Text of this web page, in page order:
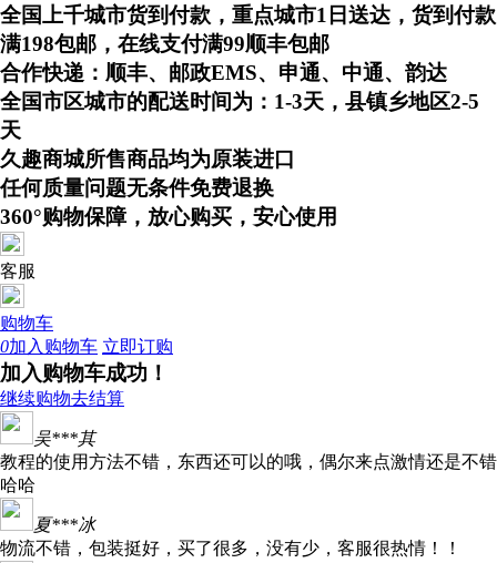
全国上千城市货到付款，重点城市1日送达，货到付款
满198包邮，在线支付满99顺丰包邮
合作快递：顺丰、邮政EMS、申通、中通、韵达
全国市区城市的配送时间为：1-3天，县镇乡地区2-5
天
久趣商城所售商品均为原装进口
任何质量问题无条件免费退换
360°购物保障，放心购买，安心使用
客服
购物车
0加入购物车 立即订购
加入购物车成功！
继续购物去结算
吴***其
教程的使用方法不错，东西还可以的哦，偶尔来点激情还是不错
哈哈
夏***冰
物流不错，包装挺好，买了很多，没有少，客服很热情！！